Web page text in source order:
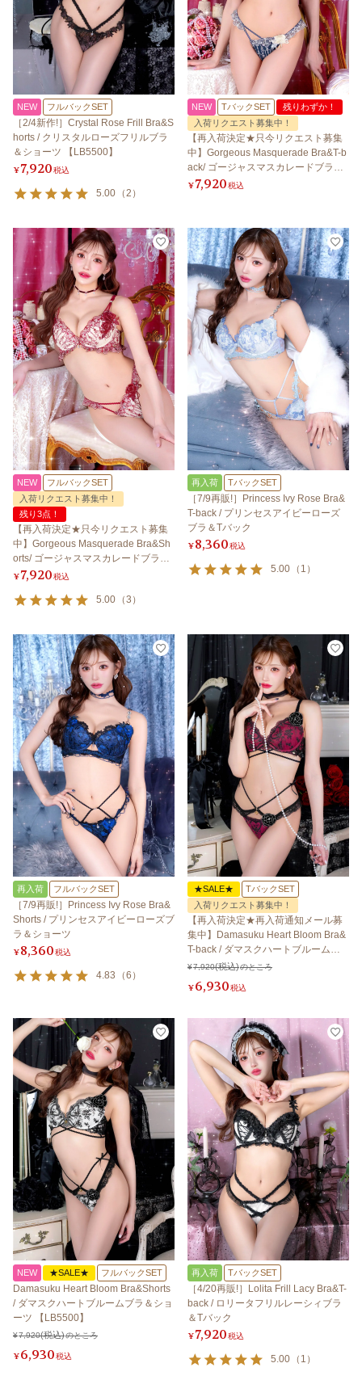
NEW フルバックSET
［2/4新作!］Crystal Rose Frill Bra&S
horts / クリスタルローズフリルブラ
＆ショーツ 【LB5500】
¥7,920税込
5.00 （2 ）
NEW TバックSET
残りわずか！
入荷リクエスト募集中！
【再入荷決定★只今リクエスト募集
中】Gorgeous Masquerade Bra&T-b
ack/ ゴージャスマスカレードブラ＆T
バック 【LB5500】
¥7,920税込
NEW
フルバックSET
入荷リクエスト募集中！
残り3点！
【再入荷決定★只今リクエスト募集
中】Gorgeous Masquerade Bra&Sh
orts/ ゴージャスマスカレードブラ＆
ショーツ 【LB5500】
¥7,920税込
5.00 （3 ）
再入荷 TバックSET
［7/9再販!］Princess Ivy Rose Bra&
T-back / プリンセスアイビーローズ
ブラ＆Tバック
¥8,360税込
5.00 （ 1 ）
再入荷 フルバックSET
［7/9再販!］Princess Ivy Rose Bra&
Shorts / プリンセスアイビーローズブ
ラ＆ショーツ
¥8,360税込
4.83 （6 ）
★SALE★
TバックSET
入荷リクエスト募集中！
【再入荷決定★再入荷通知メール募
集中】Damasuku Heart Bloom Bra&
T-back / ダマスクハートブルームブ
ラ＆Tバック 【LB5500】
¥7,920 のところ
¥6,930税込
NEW ★SALE★ フルバックSET
Damasuku Heart Bloom Bra&Shorts
/ ダマスクハートブルームブラ＆ショ
ーツ 【LB5500】
¥7,920 のところ
¥6,930税込
再入荷 TバックSET
［4/20再販!］Lolita Frill Lacy Bra&T-
back / ロリータフリルレーシィブラ
＆Tバック
¥7,920税込
5.00 （ 1 ）